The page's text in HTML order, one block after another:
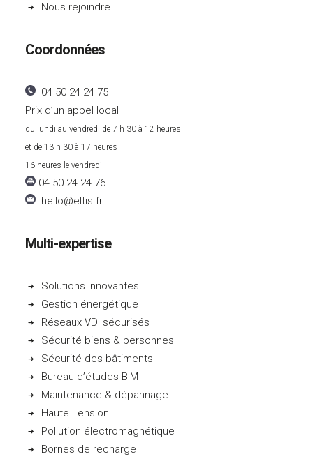
Nous rejoindre
Coordonnées
04 50 24 24 75
Prix d’un appel local
du lundi au vendredi de 7 h 30 à 12 heures
et de 13 h 30 à 17 heures
16 heures le vendredi
04 50 24 24 76
hello@eltis.fr
Multi-expertise
Solutions innovantes
Gestion énergétique
Réseaux VDI sécurisés
Sécurité biens & personnes
Sécurité des bâtiments
Bureau d’études BIM
Maintenance & dépannage
Haute Tension
Pollution électromagnétique
Bornes de recharge